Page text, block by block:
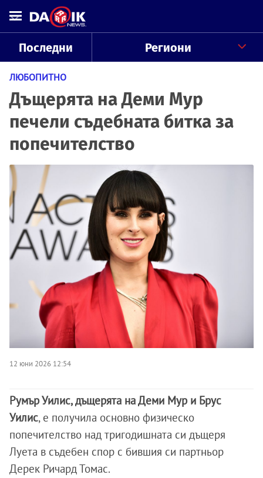
Последни Региони
ЛЮБОПИТНО
Дъщерята на Деми Мур
печели съдебната битка за
попечителство
12 юни 2026 12:54
Румър Уилис, дъщерята на Деми Мур и Брус
Уилис, е получила основно физическо
попечителство над тригодишната си дъщеря
Луета в съдебен спор с бившия си партньор
Дерек Ричард Томас.